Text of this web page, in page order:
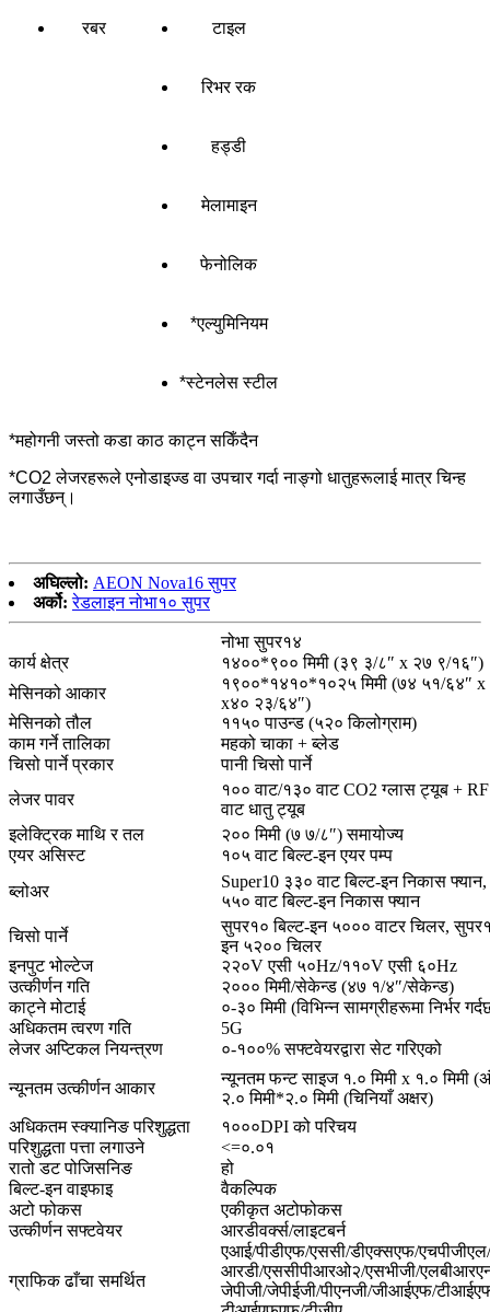
रबर टाइल
रिभर रक
हड्डी
मेलामाइन
फेनोलिक
*एल्युमिनियम
*स्टेनलेस स्टील
*महोगनी जस्तो कडा काठ काट्न सकिँदैन
*CO2 लेजरहरूले एनोडाइज्ड वा उपचार गर्दा नाङ्गो धातुहरूलाई मात्र चिन्ह
लगाउँछन्।
अघिल्लो: AEON Nova16 सुपर
अर्को: रेडलाइन नोभा१० सुपर
नोभा सुपर१४
कार्य क्षेत्र
१४००*९०० मिमी (३९ ३/८″ x २७ ९/१६″)
मेसिनको आकार
१९००*१४१०*१०२५ मिमी (७४ ५१/६४″
x४० २३/६४″)
मेसिनको तौल
११५० पाउन्ड (५२० किलोग्राम)
काम गर्ने तालिका
महको चाका + ब्लेड
चिसो पार्ने प्रकार
पानी चिसो पार्ने
लेजर पावर
१०० वाट/१३० वाट CO2 ग्लास ट्यूब +
वाट धातु ट्यूब
इलेक्ट्रिक माथि र तल
२०० मिमी (७ ७/८″) समायोज्य
एयर असिस्ट
१०५ वाट बिल्ट-इन एयर पम्प
ब्लोअर
Super10 ३३० वाट बिल्ट-इन निकास
५५० वाट बिल्ट-इन निकास फ्यान
चिसो पार्ने
सुपर१० बिल्ट-इन ५००० वाटर चिलर,
इन ५२०० चिलर
इनपुट भोल्टेज
२२०V एसी ५०Hz/११०V एसी ६०Hz
उत्कीर्णन गति
२००० मिमी/सेकेन्ड (४७ १/४″/सेकेन्ड)
काट्ने मोटाई
०-३० मिमी (विभिन्न सामग्रीहरूमा निर्भर
अधिकतम त्वरण गति
5G
लेजर अप्टिकल नियन्त्रण
०-१००% सफ्टवेयरद्वारा सेट गरिएको
न्यूनतम उत्कीर्णन आकार
न्यूनतम फन्ट साइज १.० मिमी x १.० मिमी
२.० मिमी*२.० मिमी (चिनियाँ अक्षर)
अधिकतम स्क्यानिङ परिशुद्धता
१०००DPI को परिचय
परिशुद्धता पत्ता लगाउने
<=०.०१
रातो डट पोजिसनिङ
हो
बिल्ट-इन वाइफाइ
वैकल्पिक
अटो फोकस
एकीकृत अटोफोकस
उत्कीर्णन सफ्टवेयर
आरडीवर्क्स/लाइटबर्न
ग्राफिक ढाँचा समर्थित
एआई/पीडीएफ/एससी/डीएक्सएफ/
आरडी/एससीपीआरओ२/एसभीजी/
जेपीजी/जेपीईजी/पीएनजी/जीआईएफ/